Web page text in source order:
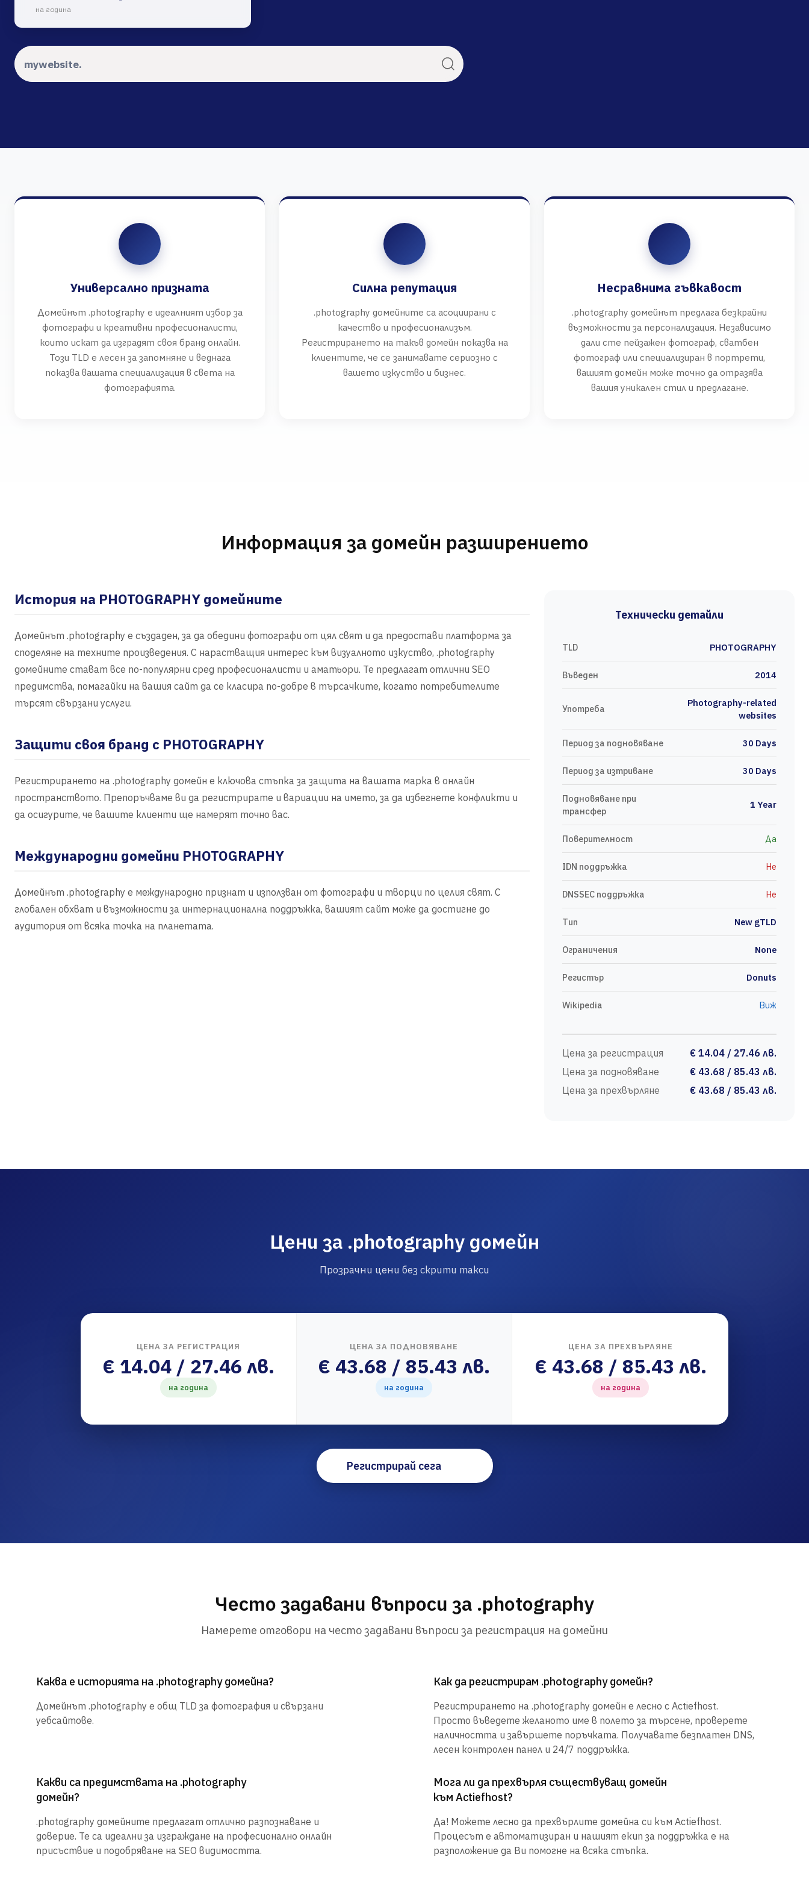
на година
Универсално призната
Домейнът .photography е идеалният избор за
фотографи и креативни професионалисти,
които искат да изградят своя бранд онлайн.
Този TLD е лесен за запомняне и веднага
показва вашата специализация в света на
фотографията.
Силна репутация
.photography домейните са асоциирани с
качество и професионализъм.
Регистрирането на такъв домейн показва на
клиентите, че се занимавате сериозно с
вашето изкуство и бизнес.
Несравнима гъвкавост
.photography домейнът предлага безкрайни
възможности за персонализация. Независимо
дали сте пейзажен фотограф, сватбен
фотограф или специализиран в портрети,
вашият домейн може точно да отразява
вашия уникален стил и предлагане.
Информация за домейн разширението
История на PHOTOGRAPHY домейните
Домейнът .photography е създаден, за да обедини фотографи от цял свят и да предостави платформа за
споделяне на техните произведения. С нарастващия интерес към визуалното изкуство, .photography
домейните стават все по-популярни сред професионалисти и аматьори. Те предлагат отлични SEO
предимства, помагайки на вашия сайт да се класира по-добре в търсачките, когато потребителите
търсят свързани услуги.
Защити своя бранд с PHOTOGRAPHY
Регистрирането на .photography домейн е ключова стъпка за защита на вашата марка в онлайн
пространството. Препоръчваме ви да регистрирате и вариации на името, за да избегнете конфликти и
да осигурите, че вашите клиенти ще намерят точно вас.
Международни домейни PHOTOGRAPHY
Домейнът .photography е международно признат и използван от фотографи и творци по целия свят. С
глобален обхват и възможности за интернационална поддръжка, вашият сайт може да достигне до
аудитория от всяка точка на планетата.
Технически детайли
TLD PHOTOGRAPHY
Въведен 2014
Употреба
Photography-related
websites
Период за подновяване 30 Days
Период за изтриване 30 Days
Подновяване при
трансфер
1 Year
Поверителност Да
IDN поддръжка Не
DNSSEC поддръжка Не
Тип New gTLD
Ограничения None
Регистър Donuts
Wikipedia Виж
Цена за регистрация
€ 14.04 / 27.46 лв.
Цена за подновяване
€ 43.68 / 85.43 лв.
Цена за прехвърляне
€ 43.68 / 85.43 лв.
Цени за .photography домейн
Прозрачни цени без скрити такси
ЦЕНА ЗА РЕГИСТРАЦИЯ
€ 14.04 / 27.46 лв.
на година
ЦЕНА ЗА ПОДНОВЯВАНЕ
€ 43.68 / 85.43 лв.
на година
ЦЕНА ЗА ПРЕХВЪРЛЯНЕ
€ 43.68 / 85.43 лв.
на година
Регистрирай сега
Често задавани въпроси за .photography
Намерете отговори на често задавани въпроси за регистрация на домейни
Каква е историята на .photography домейна?
Домейнът .photography е общ TLD за фотография и свързани
уебсайтове.
Как да регистрирам .photography домейн?
Регистрирането на .photography домейн е лесно с Actiefhost.
Просто въведете желаното име в полето за търсене, проверете
наличността и завършете поръчката. Получавате безплатен DNS,
лесен контролен панел и 24/7 поддръжка.
Какви са предимствата на .photography
домейн?
.photography домейните предлагат отлично разпознаване и
доверие. Те са идеални за изграждане на професионално онлайн
присъствие и подобряване на SEO видимостта.
Мога ли да прехвърля съществуващ домейн
към Actiefhost?
Да! Можете лесно да прехвърлите домейна си към Actiefhost.
Процесът е автоматизиран и нашият екип за поддръжка е на
разположение да Ви помогне на всяка стъпка.